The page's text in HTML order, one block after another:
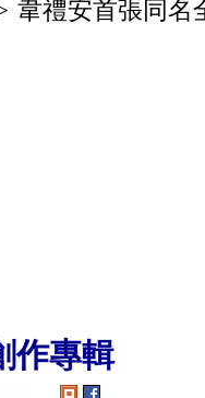
韋禮安首張同名
作專輯